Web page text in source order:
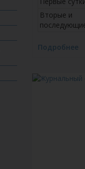
Вторые и
Подробнее